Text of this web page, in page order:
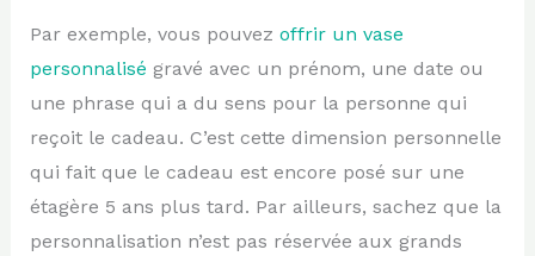
Par exemple, vous pouvez offrir un vase
personnalisé gravé avec un prénom, une date ou
une phrase qui a du sens pour la personne qui
reçoit le cadeau. C’est cette dimension personnelle
qui fait que le cadeau est encore posé sur une
étagère 5 ans plus tard. Par ailleurs, sachez que la
personnalisation n’est pas réservée aux grands